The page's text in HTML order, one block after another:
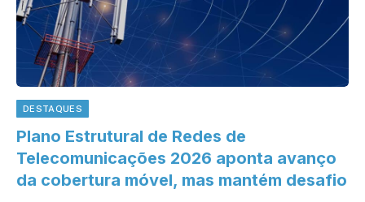
DESTAQUES
Plano Estrutural de Redes de
Telecomunicações 2026 aponta avanço
da cobertura móvel, mas mantém desafio